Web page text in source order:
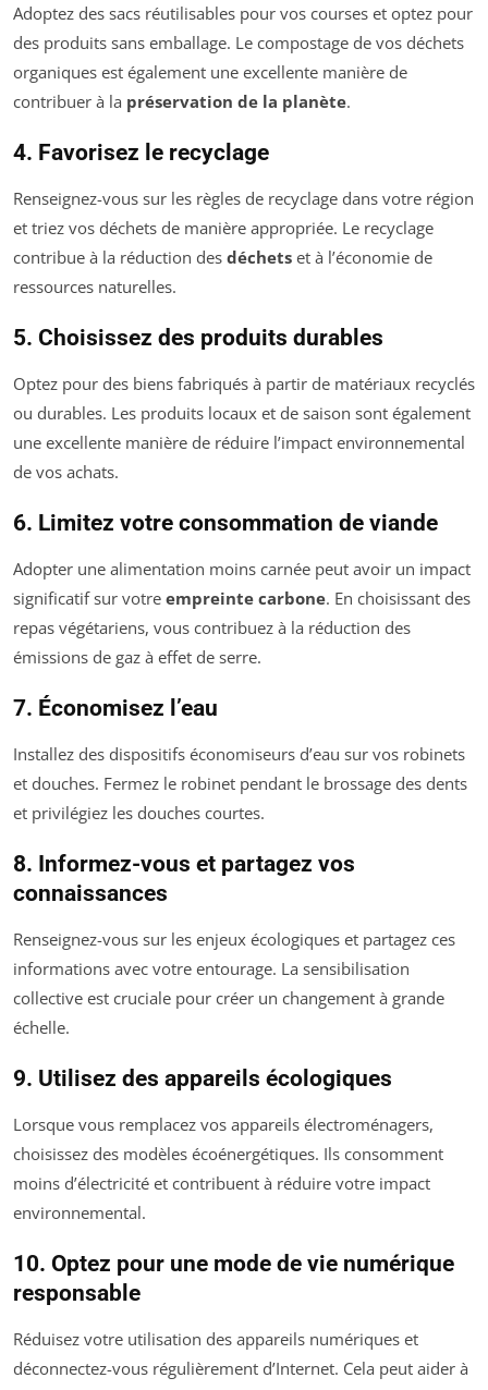
Adoptez des sacs réutilisables pour vos courses et optez pour
des produits sans emballage. Le compostage de vos déchets
organiques est également une excellente manière de
contribuer à la préservation de la planète.
4. Favorisez le recyclage
Renseignez-vous sur les règles de recyclage dans votre région
et triez vos déchets de manière appropriée. Le recyclage
contribue à la réduction des déchets et à l’économie de
ressources naturelles.
5. Choisissez des produits durables
Optez pour des biens fabriqués à partir de matériaux recyclés
ou durables. Les produits locaux et de saison sont également
une excellente manière de réduire l’impact environnemental
de vos achats.
6. Limitez votre consommation de viande
Adopter une alimentation moins carnée peut avoir un impact
significatif sur votre empreinte carbone. En choisissant des
repas végétariens, vous contribuez à la réduction des
émissions de gaz à effet de serre.
7. Économisez l’eau
Installez des dispositifs économiseurs d’eau sur vos robinets
et douches. Fermez le robinet pendant le brossage des dents
et privilégiez les douches courtes.
8. Informez-vous et partagez vos
connaissances
Renseignez-vous sur les enjeux écologiques et partagez ces
informations avec votre entourage. La sensibilisation
collective est cruciale pour créer un changement à grande
échelle.
9. Utilisez des appareils écologiques
Lorsque vous remplacez vos appareils électroménagers,
choisissez des modèles écoénergétiques. Ils consomment
moins d’électricité et contribuent à réduire votre impact
environnemental.
10. Optez pour une mode de vie numérique
responsable
Réduisez votre utilisation des appareils numériques et
déconnectez-vous régulièrement d’Internet. Cela peut aider à